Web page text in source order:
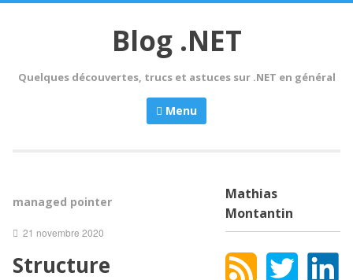
Blog .NET
Quelques découvertes, trucs et astuces sur .NET en général
Menu
managed pointer
21 novembre 2020
Structure
Mathias
Montantin